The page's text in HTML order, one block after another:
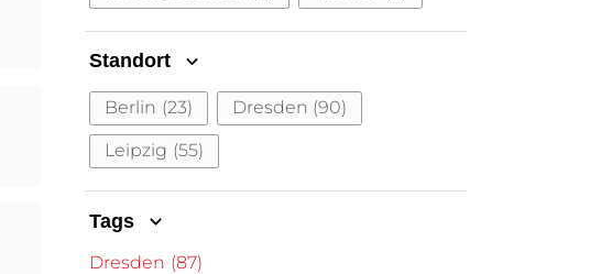
Standort
Berlin (23) Dresden (90)
Leipzig (55)
Tags
Dresden (87)